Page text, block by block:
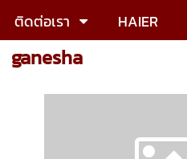
ติดต่อเรา
HAIER
ganesha